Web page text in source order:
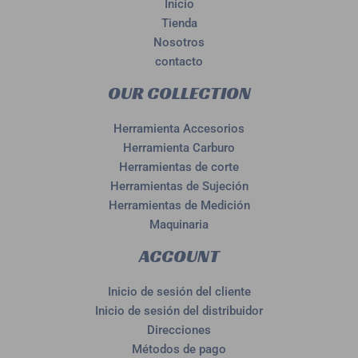
Inicio
Tienda
Nosotros
contacto
OUR COLLECTION
Herramienta Accesorios
Herramienta Carburo
Herramientas de corte
Herramientas de Sujeción
Herramientas de Medición
Maquinaria
ACCOUNT
Inicio de sesión del cliente
Inicio de sesión del distribuidor
Direcciones
Métodos de pago